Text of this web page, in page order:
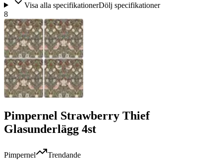
Visa alla specifikationerDölj specifikationer
8
Pimpernel Strawberry Thief
Glasunderlägg 4st
Pimpernel
Trendande